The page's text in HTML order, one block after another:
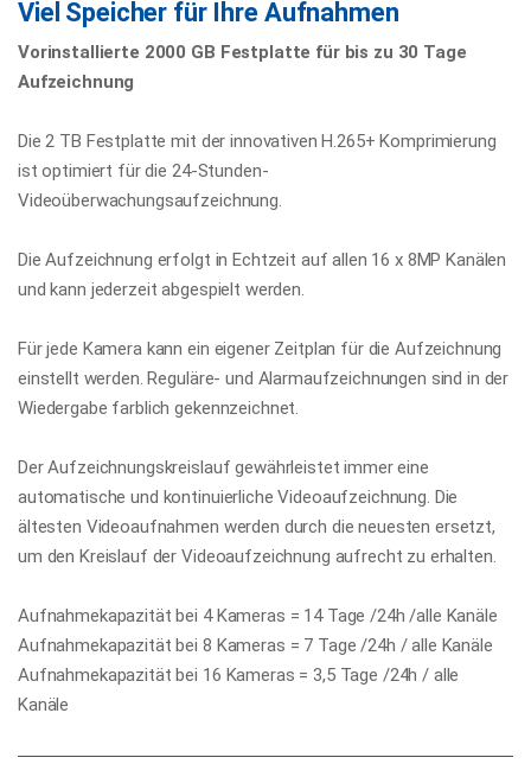
Viel Speicher für Ihre Aufnahmen
Vorinstallierte 2000 GB Festplatte für bis zu 30 Tage
Aufzeichnung
Die 2 TB Festplatte mit der innovativen H.265+ Komprimierung
ist optimiert für die 24-Stunden-
Videoüberwachungsaufzeichnung.
Die Aufzeichnung erfolgt in Echtzeit auf allen 16 x 8MP Kanälen
und kann jederzeit abgespielt werden.
Für jede Kamera kann ein eigener Zeitplan für die Aufzeichnung
einstellt werden. Reguläre- und Alarmaufzeichnungen sind in der
Wiedergabe farblich gekennzeichnet.
Der Aufzeichnungskreislauf gewährleistet immer eine
automatische und kontinuierliche Videoaufzeichnung. Die
ältesten Videoaufnahmen werden durch die neuesten ersetzt,
um den Kreislauf der Videoaufzeichnung aufrecht zu erhalten.
Aufnahmekapazität bei 4 Kameras = 14 Tage /24h /alle Kanäle
Aufnahmekapazität bei 8 Kameras = 7 Tage /24h / alle Kanäle
Aufnahmekapazität bei 16 Kameras = 3,5 Tage /24h / alle
Kanäle